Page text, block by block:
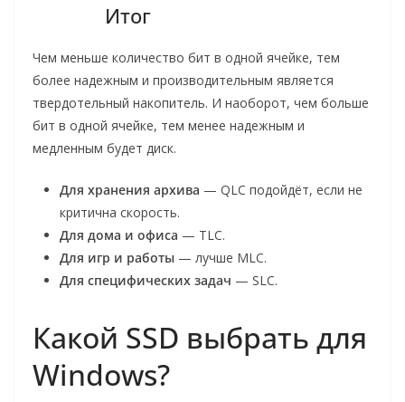
Итог
Чем меньше количество бит в одной ячейке, тем
более надежным и производительным является
твердотельный накопитель. И наоборот, чем больше
бит в одной ячейке, тем менее надежным и
медленным будет диск.
Для хранения архива — QLC подойдёт, если не
критична скорость.
Для дома и офиса — TLC.
Для игр и работы — лучше MLC.
Для специфических задач — SLC.
Какой SSD выбрать для
Windows?